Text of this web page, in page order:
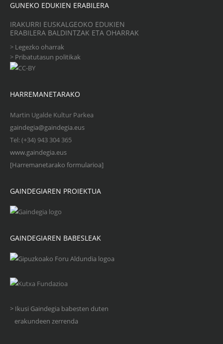
GUNEKO EDUKIEN ERABILERA
IRAKURRI EUSKALGEOKO EDUKIEN
ERABILERA BALDINTZAK ETA OHARRAK
> Legezko oharrak
> Pribatutasun politikak
HARREMANETARAKO
Martin Ugalde Kultur Parkea
gaindegia@gaindegia.eus
Tel: (+34) 943 304 365
www.gaindegia.eus
[Harremanetarako formularioa]
GAINDEGIAREN PROIEKTUA
GAINDEGIAREN BABESLEAK
> Ikusi Gaindegia babesten duten
erakundeen zerrenda